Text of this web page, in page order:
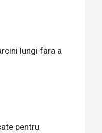
lungi fara a
pentru